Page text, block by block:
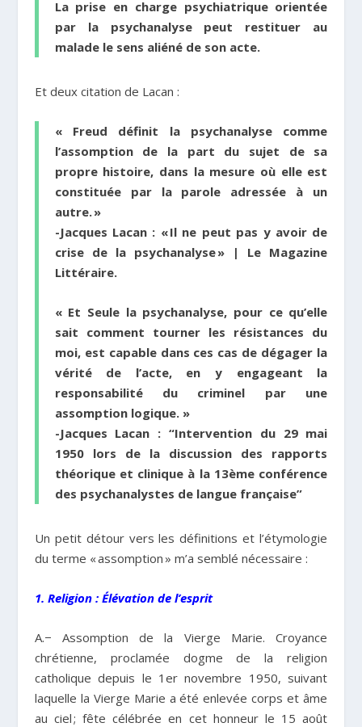
La prise en charge psychiatrique orientée
par la psychanalyse peut restituer au
malade le sens aliéné de son acte.
Et deux citation de Lacan :
« Freud définit la psychanalyse comme
l’assomption de la part du sujet de sa
propre histoire, dans la mesure où elle est
constituée par la parole adressée à un
autre. »
-Jacques Lacan : « Il ne peut pas y avoir de
crise de la psychanalyse » | Le Magazine
Littéraire.
« Et Seule la psychanalyse, pour ce qu’elle
sait comment tourner les résistances du
moi, est capable dans ces cas de dégager la
vérité de l’acte, en y engageant la
responsabilité du criminel par une
assomption logique. »
-Jacques Lacan : “Intervention du 29 mai
1950 lors de la discussion des rapports
théorique et clinique à la 13ème conférence
des psychanalystes de langue française”
Un petit détour vers les définitions et l’étymologie
du terme « assomption » m’a semblé nécessaire :
1. Religion : Élévation de l’esprit
A.− Assomption de la Vierge Marie. Croyance
chrétienne, proclamée dogme de la religion
catholique depuis le 1er novembre 1950, suivant
laquelle la Vierge Marie a été enlevée corps et âme
au ciel ; fête célébrée en cet honneur le 15 août